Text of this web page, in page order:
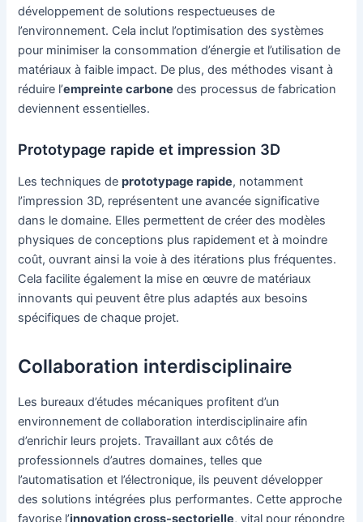
développement de solutions respectueuses de
l’environnement. Cela inclut l’optimisation des systèmes
pour minimiser la consommation d’énergie et l’utilisation de
matériaux à faible impact. De plus, des méthodes visant à
réduire l’empreinte carbone des processus de fabrication
deviennent essentielles.
Prototypage rapide et impression 3D
Les techniques deprototypage rapide, notamment
l’impression 3D, représentent une avancée significative
dans le domaine. Elles permettent de créer des modèles
physiques de conceptions plus rapidement et à moindre
coût, ouvrant ainsi la voie à des itérations plus fréquentes.
Cela facilite également la mise en œuvre de matériaux
innovants qui peuvent être plus adaptés aux besoins
spécifiques de chaque projet.
Collaboration interdisciplinaire
Les bureaux d’études mécaniques profitent d’un
environnement de collaboration interdisciplinaire afin
d’enrichir leurs projets. Travaillant aux côtés de
professionnels d’autres domaines, telles que
l’automatisation et l’électronique, ils peuvent développer
des solutions intégrées plus performantes. Cette approche
favorise l’innovation cross-sectorielle, vital pour répondre